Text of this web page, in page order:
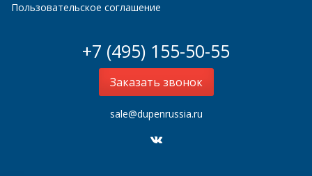
Пользовательское соглашение
+7 (495) 155-50-55
Заказать звонок
sale@dupenrussia.ru